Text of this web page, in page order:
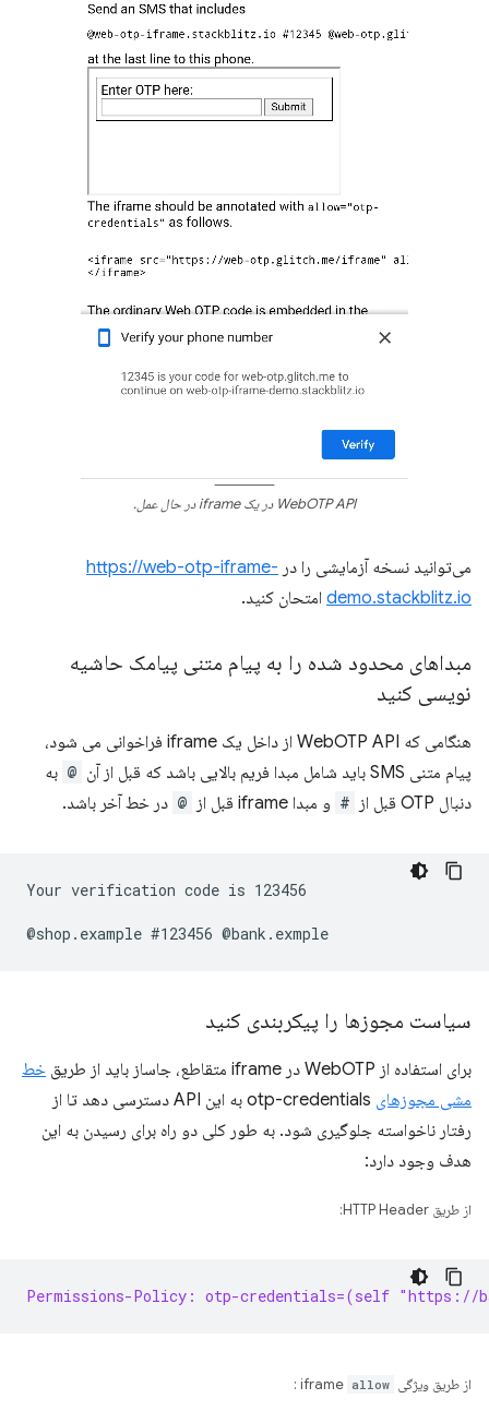
WebOTP API در یک iframe در حال عمل.
می‌توانید نسخه آزمایشی را در https://web-otp-iframe-
demo.stackblitz.io امتحان کنید.
مبداهای محدود شده را به پیام متنی پیامک حاشیه
نویسی کنید
هنگامی که WebOTP API از داخل یک iframe فراخوانی می شود،
پیام متنی SMS باید شامل مبدا فریم بالایی باشد که قبل از آن
@ به
دنبال OTP قبل از
# و مبدا iframe قبل از @ در خط آخر باشد.
Your verification code is 123456
سیاست مجوزها را پیکربندی کنید
برای استفاده از WebOTP در iframe متقاطع، جاساز باید از طریق
خط
مشی مجوزهای
otp-credentials به این API دسترسی دهد تا از
رفتار ناخواسته جلوگیری شود. به طور کلی دو راه برای رسیدن به این
هدف وجود دارد:
از طریق HTTP Header:
Permissions-Policy: otp-credentials=(self "https://
از طریق ویژگی iframe allow
: